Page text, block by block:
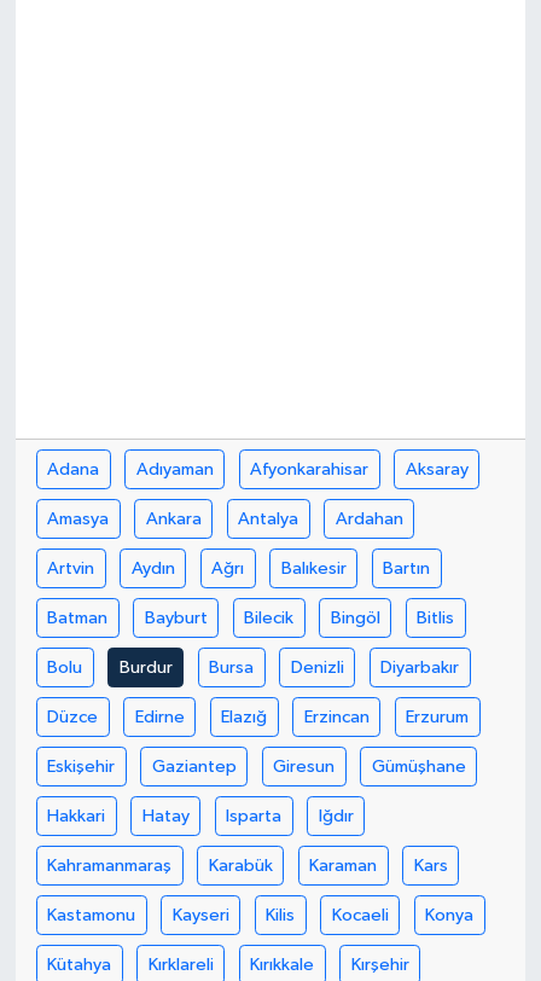
Adana Adıyaman Afyonkarahisar Aksaray
Amasya Ankara Antalya Ardahan
Artvin Aydın Ağrı Balıkesir Bartın
Batman Bayburt Bilecik Bingöl Bitlis
Bolu Burdur Bursa Denizli Diyarbakır
Düzce Edirne Elazığ Erzincan Erzurum
Eskişehir Gaziantep Giresun Gümüşhane
Hakkari Hatay Isparta Iğdır
Kahramanmaraş Karabük Karaman Kars
Kastamonu Kayseri Kilis Kocaeli Konya
Kütahya Kırklareli Kırıkkale Kırşehir